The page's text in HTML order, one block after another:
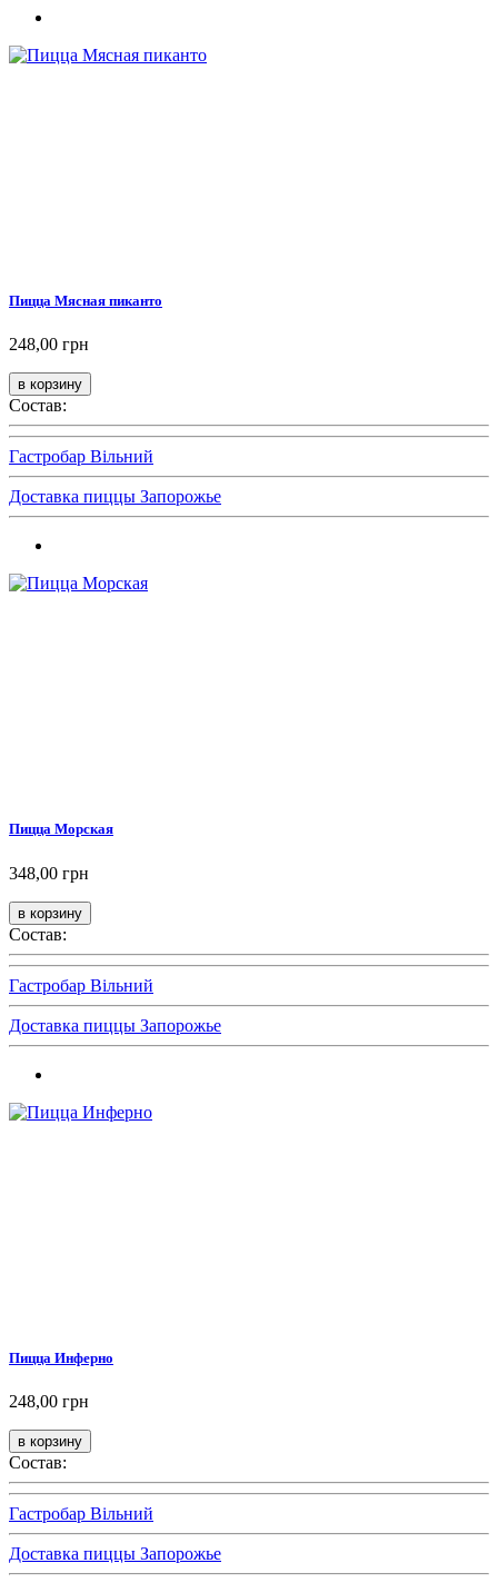
Пицца Мясная пиканто
248,00 грн
Состав:
Гастробар Вільний
Доставка пиццы Запорожье
Пицца Морская
348,00 грн
Состав:
Гастробар Вільний
Доставка пиццы Запорожье
Пицца Инферно
248,00 грн
Состав:
Гастробар Вільний
Доставка пиццы Запорожье